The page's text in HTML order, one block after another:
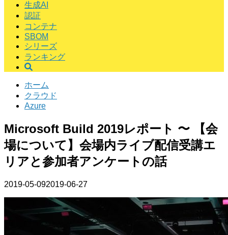
生成AI
認証
コンテナ
SBOM
シリーズ
ランキング
ホーム
クラウド
Azure
Microsoft Build 2019レポート 〜 【会
場について】会場内ライブ配信受講エ
リアと参加者アンケートの話
2019-05-092019-06-27